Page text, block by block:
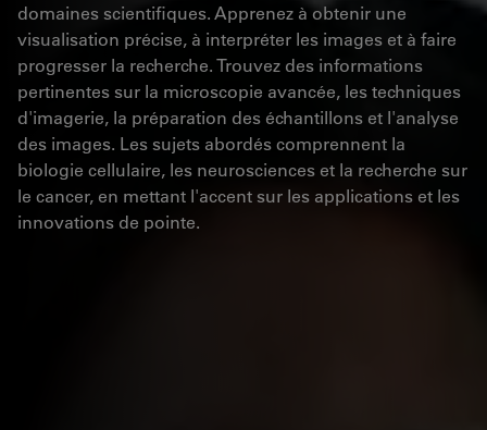
domaines scientifiques. Apprenez à obtenir une
visualisation précise, à interpréter les images et à faire
progresser la recherche. Trouvez des informations
pertinentes sur la microscopie avancée, les techniques
d'imagerie, la préparation des échantillons et l'analyse
des images. Les sujets abordés comprennent la
biologie cellulaire, les neurosciences et la recherche sur
le cancer, en mettant l'accent sur les applications et les
innovations de pointe.